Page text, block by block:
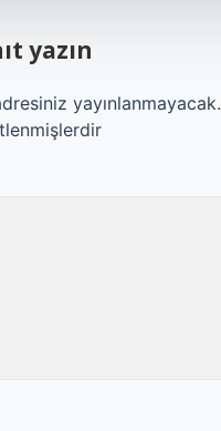
yazın
yayınlanmayacak.